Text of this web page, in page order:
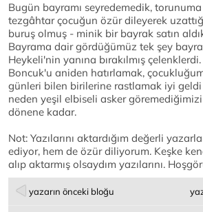
Bugün bayramı seyredemedik,
tezgâhtar çocuğun özür dileyerek
buruş olmuş - minik bir bayrak satın
Bayrama dair gördüğümüz tek şey
Heykeli'nin yanına bırakılmış
Boncuk'u aniden hatırlamak,
günleri bilen birilerine rastlamak iyi
neden yeşil elbiseli asker
dönene kadar.
Not: Yazılarını aktardığım değerli
ediyor, hem de özür diliyorum. Keşke
alıp aktarmış olsaydım yazılarını.
yazarın önceki bloğu